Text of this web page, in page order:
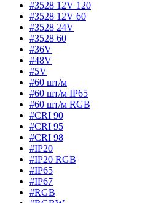
#3528 12V 120
#3528 12V 60
#3528 24V
#3528 60
#36V
#48V
#5V
#60 шт/м
#60 шт/м IP65
#60 шт/м RGB
#CRI 90
#CRI 95
#CRI 98
#IP20
#IP20 RGB
#IP65
#IP67
#RGB